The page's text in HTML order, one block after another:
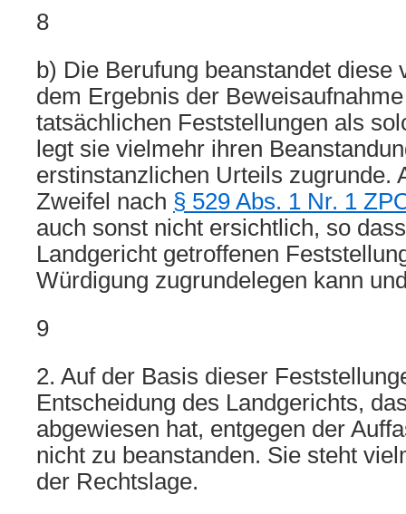
8
b) Die Berufung beanstandet diese
dem Ergebnis der
tatsächlichen Feststellungen als
legt sie vielmehr ihren
erstinstanzlichen Urteils zugrunde.
Zweifel nach § 529 Abs. 1 Nr. 1
auch sonst nicht ersichtlich, so
Landgericht getroffenen
Würdigung zugrundelegen kann
9
2. Auf der Basis dieser
Entscheidung des Landgerichts,
abgewiesen hat, entgegen der
nicht zu beanstanden. Sie steht
der Rechtslage.